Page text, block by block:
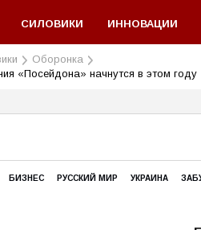
СИЛОВИКИ ИННОВАЦИИ
Оборонка
«Посейдона» начнутся в этом году
БИЗНЕС РУССКИЙ МИР УКРАИНА